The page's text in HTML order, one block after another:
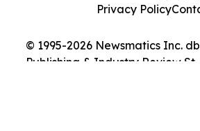
© 1995-2026 Newsmatics Inc.
Publishing & Industry Review
Privacy Policy